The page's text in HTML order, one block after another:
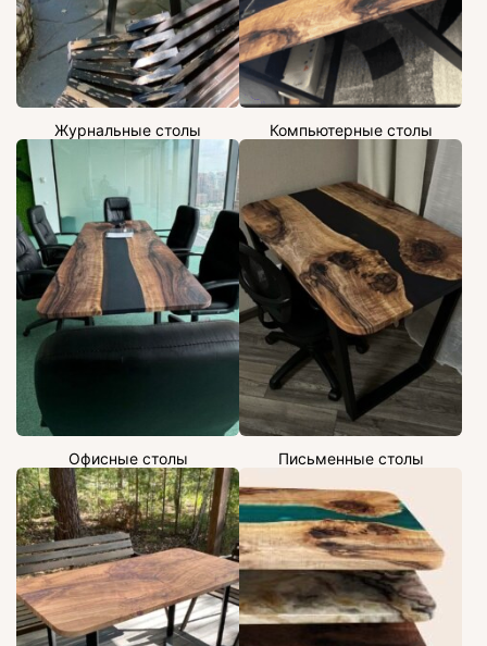
Журнальные столы Компьютерные столы
Офисные столы Письменные столы